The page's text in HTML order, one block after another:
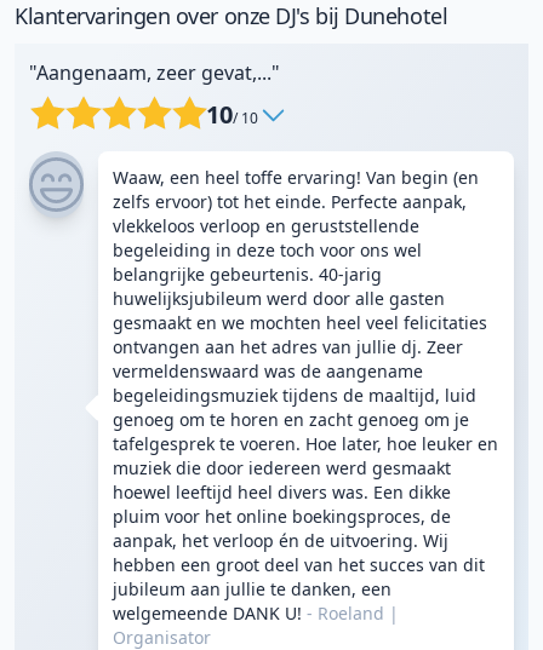
Klantervaringen over onze DJ's bij Dunehotel
"Aangenaam, zeer gevat,..."
10/ 10
Waaw, een heel toffe ervaring! Van begin (en
zelfs ervoor) tot het einde. Perfecte aanpak,
vlekkeloos verloop en geruststellende
begeleiding in deze toch voor ons wel
belangrijke gebeurtenis. 40-jarig
huwelijksjubileum werd door alle gasten
gesmaakt en we mochten heel veel felicitaties
ontvangen aan het adres van jullie dj. Zeer
vermeldenswaard was de aangename
begeleidingsmuziek tijdens de maaltijd, luid
genoeg om te horen en zacht genoeg om je
tafelgesprek te voeren. Hoe later, hoe leuker en
muziek die door iedereen werd gesmaakt
hoewel leeftijd heel divers was. Een dikke
pluim voor het online boekingsproces, de
aanpak, het verloop én de uitvoering. Wij
hebben een groot deel van het succes van dit
jubileum aan jullie te danken, een
welgemeende DANK U! - Roeland |
Organisator